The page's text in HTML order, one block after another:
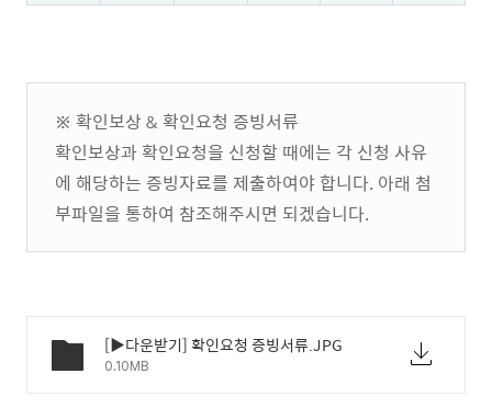
※ 확인보상 & 확인요청 증빙서류
확인보상과 확인요청을 신청할 때에는 각 신청 사유
에 해당하는 증빙자료를 제출하여야 합니다. 아래 첨
부파일을 통하여 참조해주시면 되겠습니다.
[▶다운받기] 확인요청 증빙서류.JPG
0.10MB